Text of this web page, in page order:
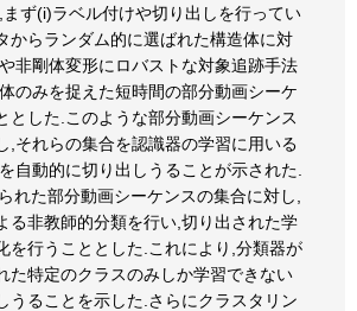
ず(i)ラベル付けや切り出しを行ってい
からランダム的に選ばれた構造体に対
非剛体変形にロバストな対象追跡手法
のみを捉えた短時間の部分動画シーケ
とした.このような部分動画シーケンス
,それらの集合を認識器の学習に用いる
自動的に切り出しうることが示された.
れた部分動画シーケンスの集合に対し,
る非教師的分類を行い,切り出された学
を行うこととした.これにより,分類器が
た特定のクラスのみしか学習できない
うることを示した.さらにクラスタリン